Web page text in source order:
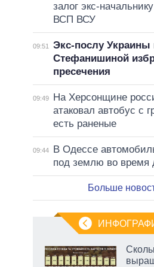
залог экс-
ВСП ВСУ
09:51
Экс-послу
Стефанишиной
пресечения
09:49
На Херсонщине
атаковал автобус с
есть раненые
09:44
В Одессе
под землю во время
Больше